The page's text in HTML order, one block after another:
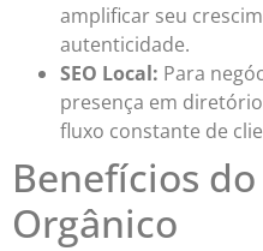
amplificar seu
autenticidade.
SEO Local: Para
presença em
fluxo constante de
Benefícios
Orgânico